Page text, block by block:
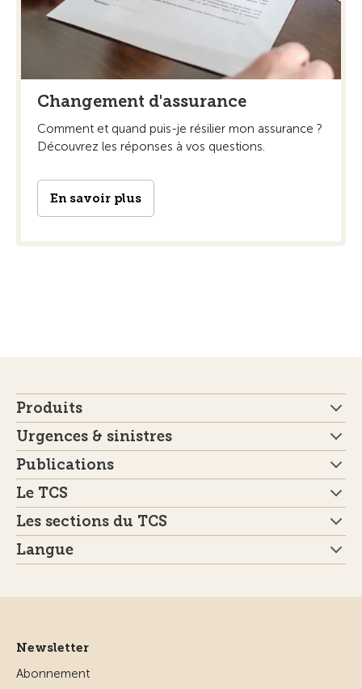
Changement d'assurance
Comment et quand puis-je résilier mon assurance ?
Découvrez les réponses à vos questions.
En savoir plus
Produits
Urgences & sinistres
Publications
Le TCS
Les sections du TCS
Langue
Newsletter
Abonnement